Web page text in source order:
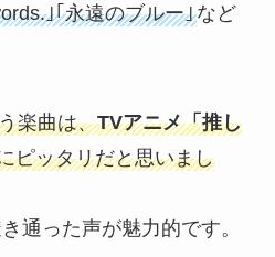
｣｢永遠のブルー｣など
楽曲は、TVアニメ「推し
ピッタリだと思いまし
通った声が魅力的です。